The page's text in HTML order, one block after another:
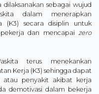
sebagai wujud
dalam menerapkan
(K3) secara disiplin untuk
dan mencapai zero
terus menekankan
Kerja (K3) sehingga dapat
atau penyakit akibat kerja
demotivasi dalam bekerja